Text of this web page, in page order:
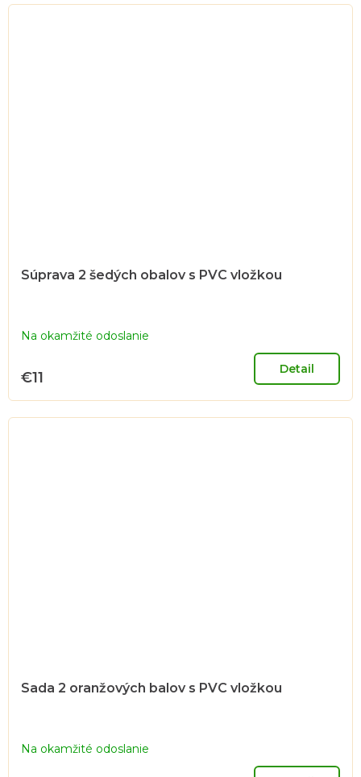
Súprava 2 šedých obalov s PVC vložkou
Na okamžité odoslanie
€11 Detail
Sada 2 oranžových balov s PVC vložkou
Na okamžité odoslanie